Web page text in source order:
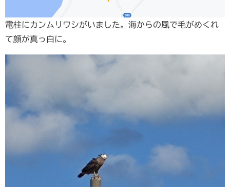
電柱にカンムリワシがいました。海からの風で毛がめくれ
て顔が真っ白に。